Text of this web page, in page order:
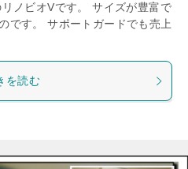
ノビオVです。 サイズが豊富で
です。 サポートガードでも売上
を読む